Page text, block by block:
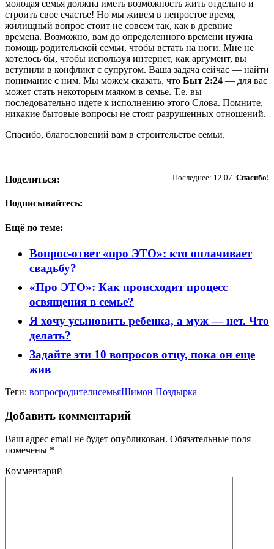
молодая семья должна иметь возможность жить отдельно и
строить свое счастье! Но мы живем в непростое время,
жилищный вопрос стоит не совсем так, как в древние
времена. Возможно, вам до определенного времени нужна
помощь родительской семьи, чтобы встать на ноги. Мне не
хотелось бы, чтобы используя интернет, как аргумент, вы
вступили в конфликт с супругом. Ваша задача сейчас — найти
понимание с ним. Мы можем сказать, что Быт 2:24 — для вас
может стать некоторым маяком в семье. Т.е. вы
последовательно идете к исполнению этого Слова. Помните,
никакие бытовые вопросы не стоят разрушенных отношений.
Спасибо, благословений вам в строительстве семьи.
Последнее: 12.07. Спасибо!
Поделиться:
Подписывайтесь:
Ещё по теме:
Вопрос-ответ «про ЭТО»: кто оплачивает
свадьбу?
«Про ЭТО»: Как происходит процесс
освящения в семье?
Я хочу усыновить ребенка, а муж — нет. Что
делать?
Задайте эти 10 вопросов отцу, пока он еще
жив
Теги: вопросродителисемьяШимон Поздырка
Добавить комментарий
Ваш адрес email не будет опубликован. Обязательные поля
помечены *
Комментарий